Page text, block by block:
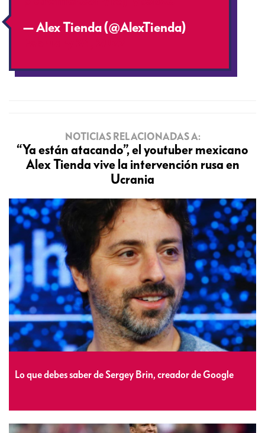
— Alex Tienda (@AlexTienda)
NOTICIAS RELACIONADAS A:
“Ya están atacando”, el youtuber mexicano
Alex Tienda vive la intervención rusa en
Ucrania
Lo que debes saber de Sergey Brin, creador de Google